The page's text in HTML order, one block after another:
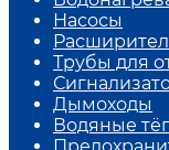
Насосы
Трубы для
Дымоходы
Водяные